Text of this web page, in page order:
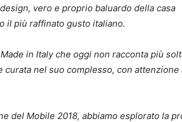
vero e proprio baluardo della casa
il più raffinato gusto italiano.
in Italy che oggi non racconta più
curata nel suo complesso, con
del Mobile 2018, abbiamo esplorato la